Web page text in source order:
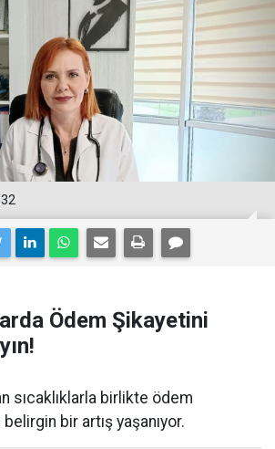
Ödem Şikayetini
sıcaklıklarla birlikte ödem
bir artış yaşanıyor.